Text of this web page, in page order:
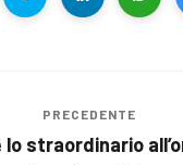
PRECEDENTE
lo straordinario